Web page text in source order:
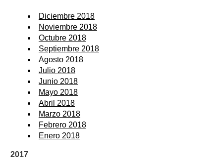
Diciembre 2018
Noviembre 2018
Octubre 2018
Septiembre 2018
Agosto 2018
Julio 2018
Junio 2018
Mayo 2018
Abril 2018
Marzo 2018
Febrero 2018
Enero 2018
2017